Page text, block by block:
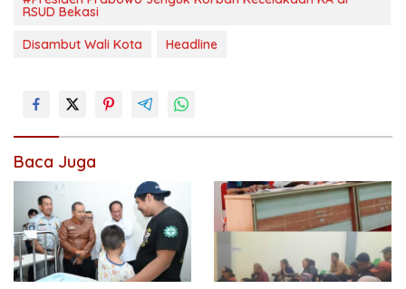
RSUD Bekasi
Disambut Wali Kota
Headline
Baca Juga